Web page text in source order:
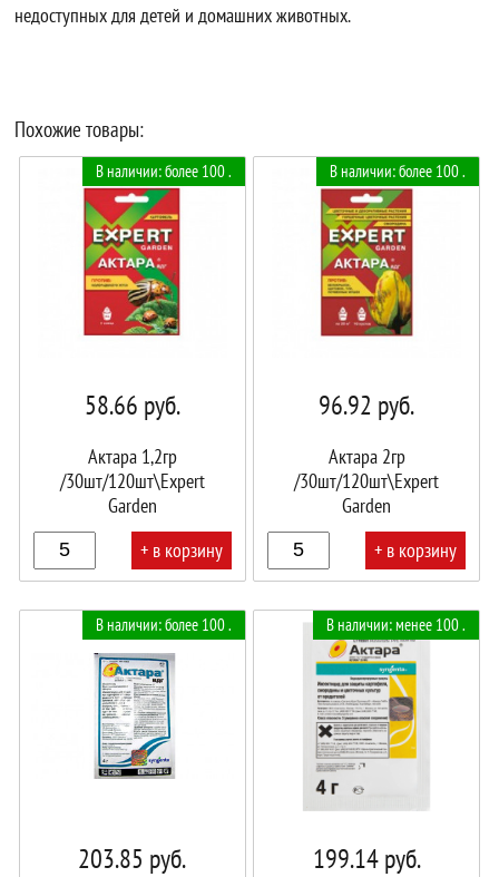
недоступных для детей и домашних животных.
Похожие товары:
В наличии: более 100 .
58.66 руб.
Актара 1,2гр
/30шт/120шт\Expert
Garden
+ в корзину
В наличии: более 100 .
96.92 руб.
Актара 2гр
/30шт/120шт\Expert
Garden
+ в корзину
В наличии: более 100 .
203.85 руб.
В наличии: менее 100 .
199.14руб.